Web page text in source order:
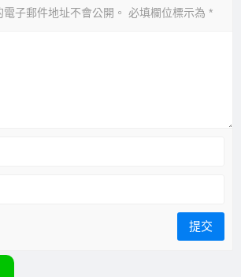
子郵件地址不會公開。 必填欄位標示為 *